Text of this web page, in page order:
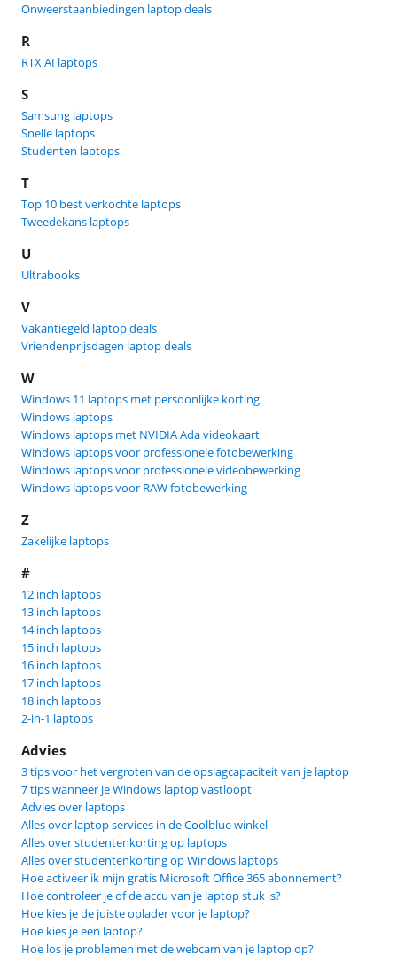
Onweerstaanbiedingen laptop deals
R
RTX AI laptops
S
Samsung laptops
Snelle laptops
Studenten laptops
T
Top 10 best verkochte laptops
Tweedekans laptops
U
Ultrabooks
V
Vakantiegeld laptop deals
Vriendenprijsdagen laptop deals
W
Windows 11 laptops met persoonlijke korting
Windows laptops
Windows laptops met NVIDIA Ada videokaart
Windows laptops voor professionele fotobewerking
Windows laptops voor professionele videobewerking
Windows laptops voor RAW fotobewerking
Z
Zakelijke laptops
#
12 inch laptops
13 inch laptops
14 inch laptops
15 inch laptops
16 inch laptops
17 inch laptops
18 inch laptops
2-in-1 laptops
Advies
3 tips voor het vergroten van de opslagcapaciteit van je laptop
7 tips wanneer je Windows laptop vastloopt
Advies over laptops
Alles over laptop services in de Coolblue winkel
Alles over studentenkorting op laptops
Alles over studentenkorting op Windows laptops
Hoe activeer ik mijn gratis Microsoft Office 365 abonnement?
Hoe controleer je of de accu van je laptop stuk is?
Hoe kies je de juiste oplader voor je laptop?
Hoe kies je een laptop?
Hoe los je problemen met de webcam van je laptop op?